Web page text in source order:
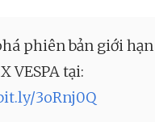
phiên bản giới hạn
VESPA tại:
3oRnj0Q